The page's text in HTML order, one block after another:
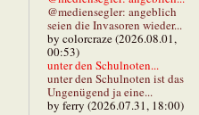
@mediensegler: angeblich
seien die Invasoren wieder...
by colorcraze (2026.08.01,
00:53)
unter den Schulnoten...
unter den Schulnoten ist das
Ungenügend ja eine...
by ferry (2026.07.31, 18:00)